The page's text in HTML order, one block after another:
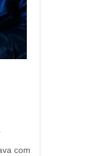
com